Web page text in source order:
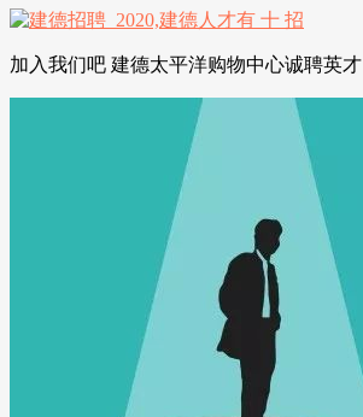
加入我们吧 建德太平洋购物中心诚聘英才